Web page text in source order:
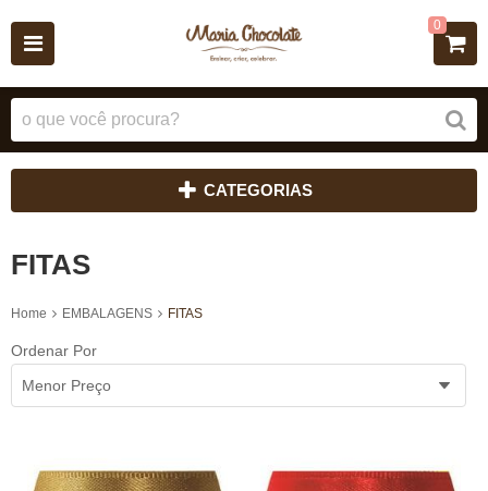
0
CATEGORIAS
FITAS
Home EMBALAGENS FITAS
Ordenar Por
Menor Preço